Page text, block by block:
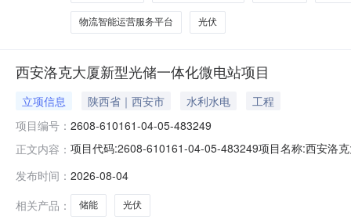
物流智能运营服务平台 光伏
西安洛克大厦新型光储一体化微电站项目
立项信息 陕西省｜西安市 水利水电
工程
项目编号： 2608-610161-04-05-483249
正文内容： 项目代码:2608-610161-04-05-483249项目名称:西安洛
通过建设规模及内容:拟建设项目中光伏规模约为
发布时间： 2026-08-04
相关产品：
储能 光伏